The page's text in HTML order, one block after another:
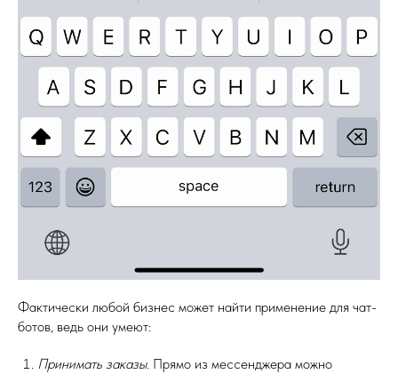
Фактически любой бизнес может найти применение для чат-
ботов, ведь они умеют:
Принимать заказы. Прямо из мессенджера можно